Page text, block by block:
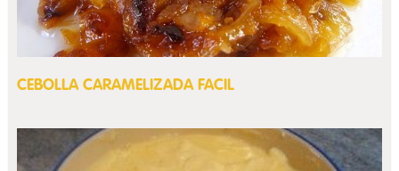
CEBOLLA CARAMELIZADA FACIL